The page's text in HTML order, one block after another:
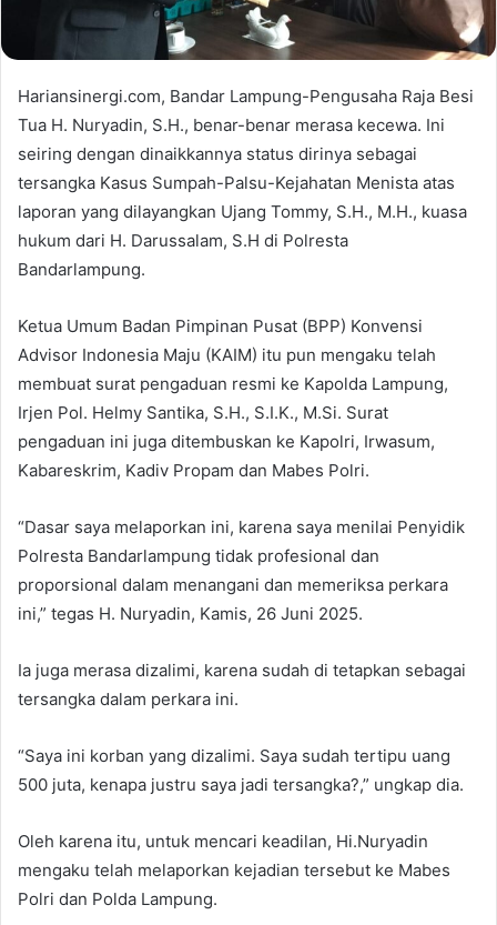
Hariansinergi.com, Bandar Lampung-Pengusaha Raja Besi
Tua H. Nuryadin, S.H., benar-benar merasa kecewa. Ini
seiring dengan dinaikkannya status dirinya sebagai
tersangka Kasus Sumpah-Palsu-Kejahatan Menista atas
laporan yang dilayangkan Ujang Tommy, S.H., M.H., kuasa
hukum dari H. Darussalam, S.H di Polresta
Bandarlampung.
Ketua Umum Badan Pimpinan Pusat (BPP) Konvensi
Advisor Indonesia Maju (KAIM) itu pun mengaku telah
membuat surat pengaduan resmi ke Kapolda Lampung,
Irjen Pol. Helmy Santika, S.H., S.I.K., M.Si. Surat
pengaduan ini juga ditembuskan ke Kapolri, Irwasum,
Kabareskrim, Kadiv Propam dan Mabes Polri.
“Dasar saya melaporkan ini, karena saya menilai Penyidik
Polresta Bandarlampung tidak profesional dan
proporsional dalam menangani dan memeriksa perkara
ini,” tegas H. Nuryadin, Kamis, 26 Juni 2025.
Ia juga merasa dizalimi, karena sudah di tetapkan sebagai
tersangka dalam perkara ini.
“Saya ini korban yang dizalimi. Saya sudah tertipu uang
500 juta, kenapa justru saya jadi tersangka?,” ungkap dia.
Oleh karena itu, untuk mencari keadilan, Hi.Nuryadin
mengaku telah melaporkan kejadian tersebut ke Mabes
Polri dan Polda Lampung.